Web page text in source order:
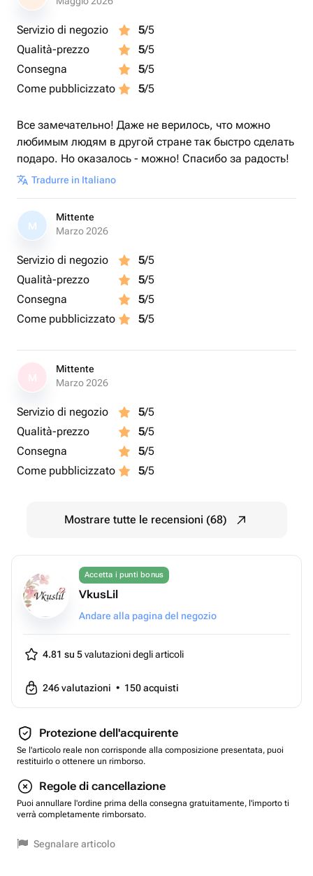
Servizio di negozio 5/5
Qualità-prezzo
5/5
Consegna
5/5
Come pubblicizzato
5/5
Все замечательно! Даже не верилось, что можно
любимым людям в другой стране так быстро сделать
подаро. Но оказалось - можно! Спасибо за радость!
Tradurre in Italiano
M
Mittente
Marzo 2026
Servizio di negozio 5/5
Qualità-prezzo
5/5
Consegna
5/5
Come pubblicizzato
5/5
Mittente
Marzo 2026
Servizio di negozio 5/5
Qualità-prezzo
5/5
Consegna
5/5
Come pubblicizzato
5/5
Mostrare tutte le recensioni (68)
Accetta i punti bonus
VkusLil
Andare alla pagina del negozio
4.81 su 5valutazioni degli articoli
246valutazioni • 150acquisti
Protezione dell'acquirente
Se l'articolo reale non corrisponde alla composizione presentata, puoi
restituirlo o ottenere un rimborso.
Regole di cancellazione
Puoi annullare l'ordine prima della consegna gratuitamente, l'importo ti
verrà completamente rimborsato.
Segnalare articolo